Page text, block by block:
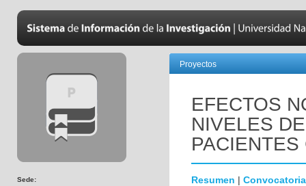
Sede:
Proyectos
EFECTOS
NIVELES
Resumen | Convocatoria